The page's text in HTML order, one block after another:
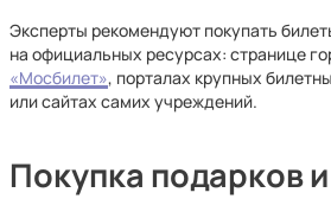
Эксперты рекомендуют покупать
на официальных ресурсах: странице
«Мосбилет», порталах крупных
или сайтах самих учреждений.
Покупка подарков